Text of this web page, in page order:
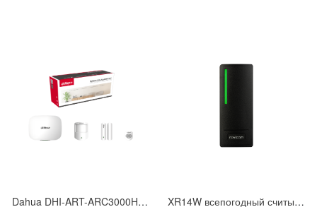
Dahua DHI-ART-ARC3000H-03-GW2(868) Комплект ИК-датчик, магнитный контакт, брелок управления XR14W всепогодный считыватель EM-Marin|Mifare|NFC